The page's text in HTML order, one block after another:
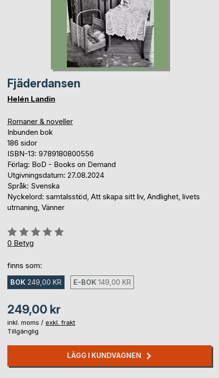
Fjäderdansen
Helén Landin
Romaner & noveller
Inbunden bok
186 sidor
ISBN-13: 9789180800556
Förlag: BoD - Books on Demand
Utgivningsdatum: 27.08.2024
Språk: Svenska
Nyckelord: samtalsstöd, Att skapa sitt liv, Andlighet, livets
utmaning, Vänner
Betyg::
0%
0 Betyg
finns som:
BOK 249,00 KR E-BOK 149,00 KR
249,00 kr
inkl. moms / exkl. frakt
Tillgänglig
LÄGG I KUNDVAGNEN